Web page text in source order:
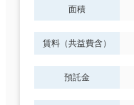
面積
賃料（共益費含）
預託金